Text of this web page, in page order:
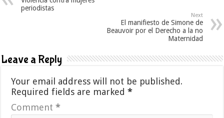
periodistas
Next
El manifiesto de Simone de
Beauvoir por el Derecho a la no
Maternidad
Leave a Reply
Your email address will not be published.
Required fields are marked*
Comment*